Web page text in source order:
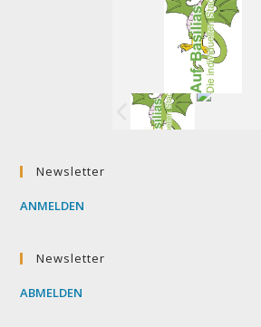
Newsletter
ANMELDEN
Newsletter
ABMELDEN